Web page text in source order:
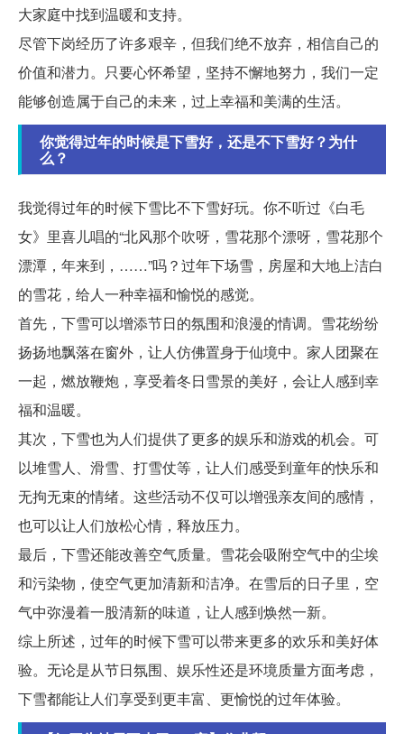
大家庭中找到温暖和支持。
尽管下岗经历了许多艰辛，但我们绝不放弃，相信自己的
价值和潜力。只要心怀希望，坚持不懈地努力，我们一定
能够创造属于自己的未来，过上幸福和美满的生活。
你觉得过年的时候是下雪好，还是不下雪好？为什
么？
我觉得过年的时候下雪比不下雪好玩。你不听过《白毛
女》里喜儿唱的“北风那个吹呀，雪花那个漂呀，雪花那个
漂潭，年来到，……”吗？过年下场雪，房屋和大地上洁白
的雪花，给人一种幸福和愉悦的感觉。
首先，下雪可以增添节日的氛围和浪漫的情调。雪花纷纷
扬扬地飘落在窗外，让人仿佛置身于仙境中。家人团聚在
一起，燃放鞭炮，享受着冬日雪景的美好，会让人感到幸
福和温暖。
其次，下雪也为人们提供了更多的娱乐和游戏的机会。可
以堆雪人、滑雪、打雪仗等，让人们感受到童年的快乐和
无拘无束的情绪。这些活动不仅可以增强亲友间的感情，
也可以让人们放松心情，释放压力。
最后，下雪还能改善空气质量。雪花会吸附空气中的尘埃
和污染物，使空气更加清新和洁净。在雪后的日子里，空
气中弥漫着一股清新的味道，让人感到焕然一新。
综上所述，过年的时候下雪可以带来更多的欢乐和美好体
验。无论是从节日氛围、娱乐性还是环境质量方面考虑，
下雪都能让人们享受到更丰富、更愉悦的过年体验。